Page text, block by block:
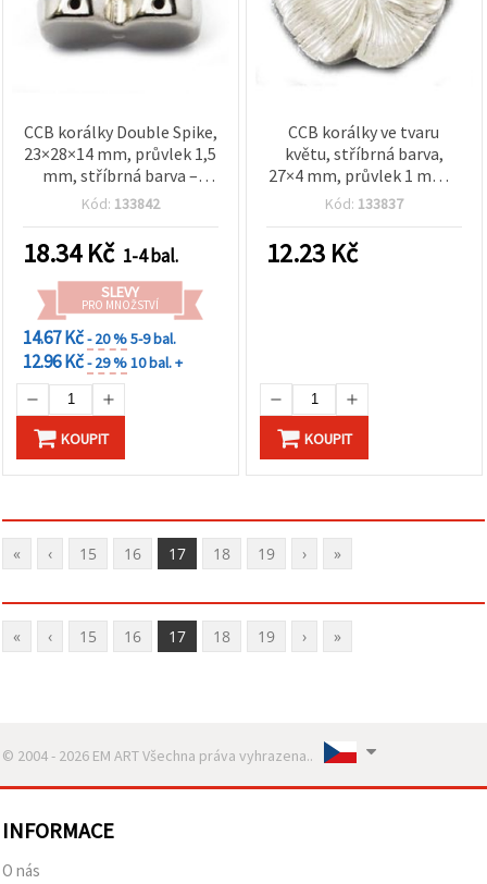
CCB korálky Double Spike,
23×28×14 mm, průvlek 1,5
mm, stříbrná barva –
balení 5 ks (~22 g)
Kód: 133842
18.34Kč 1-4 bal.
SLEVY
PRO MNOŽSTVÍ
14.67 Kč- 20 %5-9 bal.
12.96 Kč- 29 %10 bal. +
KOUPIT
CCB korálky ve tvaru
květu, stříbrná barva,
27×4 mm, průvlek 1 mm –
10 ks
Kód: 133837
12.23 Kč
KOUPIT
« ‹ 15 16 17 18 19 › »
« ‹ 15 16 17 18 19 › »
© 2004 - 2026 EM ART Všechna práva vyhrazena..
INFORMACE
O nás